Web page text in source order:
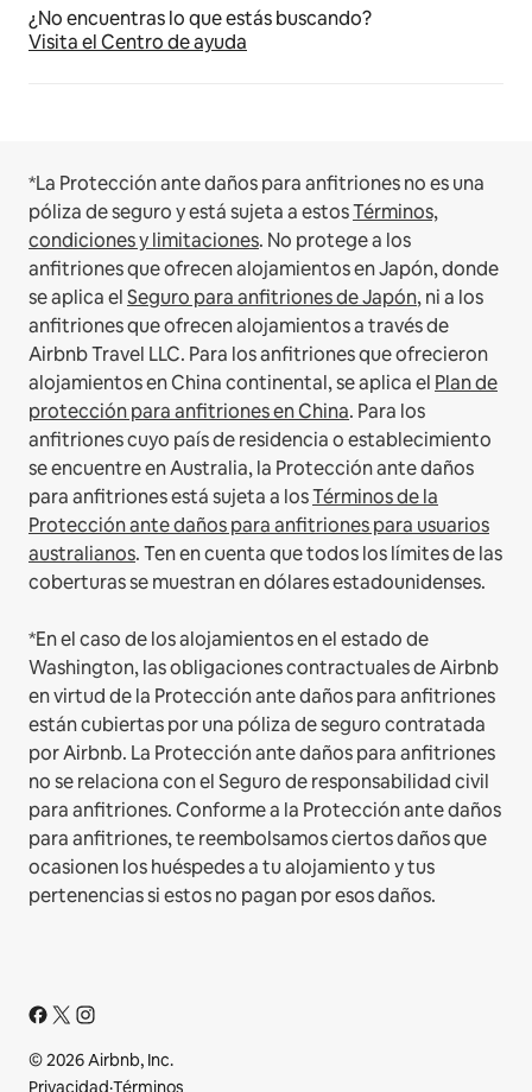
¿No encuentras lo que estás buscando?
Visita el Centro de ayuda
*La Protección ante daños para anfitriones no es una
póliza de seguro y está sujeta a estosTérminos,
condiciones y limitaciones. No protege a los
anfitriones que ofrecen alojamientos en Japón, donde
se aplica elSeguro para anfitriones de Japón, ni a los
anfitriones que ofrecen alojamientos a través de
Airbnb Travel LLC. Para los anfitriones que ofrecieron
alojamientos en China continental, se aplica el Plan de
protección para anfitriones en China. Para los
anfitriones cuyo país de residencia o establecimiento
se encuentre en Australia, la Protección ante daños
para anfitriones está sujeta a losTérminos de la
Protección ante daños para anfitriones para usuarios
australianos. Ten en cuenta que todos los límites de las
coberturas se muestran en dólares estadounidenses.
*En el caso de los alojamientos en el estado de
Washington, las obligaciones contractuales de Airbnb
en virtud de la Protección ante daños para anfitriones
están cubiertas por una póliza de seguro contratada
por Airbnb. La Protección ante daños para anfitriones
no se relaciona con el Seguro de responsabilidad civil
para anfitriones. Conforme a la Protección ante daños
para anfitriones, te reembolsamos ciertos daños que
ocasionen los huéspedes a tu alojamiento y tus
pertenencias si estos no pagan por esos daños.
© 2026 Airbnb, Inc.
Privacidad·Términos